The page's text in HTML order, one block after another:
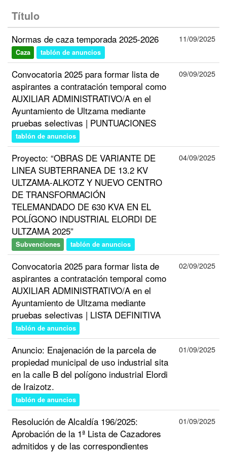
Título
Normas de caza temporada 2025-2026
Caza tablón de anuncios
11/09/2025
Convocatoria 2025 para formar lista de
aspirantes a contratación temporal como
AUXILIAR ADMINISTRATIVO/A en el
Ayuntamiento de Ultzama mediante
pruebas selectivas | PUNTUACIONES
tablón de anuncios
09/09/2025
Proyecto: “OBRAS DE VARIANTE DE
LINEA SUBTERRANEA DE 13.2 KV
ULTZAMA-ALKOTZ Y NUEVO CENTRO
DE TRANSFORMACIÓN
TELEMANDADO DE 630 KVA EN EL
POLÍGONO INDUSTRIAL ELORDI DE
ULTZAMA 2025”
Subvenciones tablón de anuncios
04/09/2025
Convocatoria 2025 para formar lista de
aspirantes a contratación temporal como
AUXILIAR ADMINISTRATIVO/A en el
Ayuntamiento de Ultzama mediante
pruebas selectivas | LISTA DEFINITIVA
tablón de anuncios
02/09/2025
Anuncio: Enajenación de la parcela de
propiedad municipal de uso industrial sita
en la calle B del polígono industrial Elordi
de Iraizotz.
tablón de anuncios
01/09/2025
Resolución de Alcaldía 196/2025:
Aprobación de la 1ª Lista de Cazadores
admitidos y de las correspondientes
01/09/2025